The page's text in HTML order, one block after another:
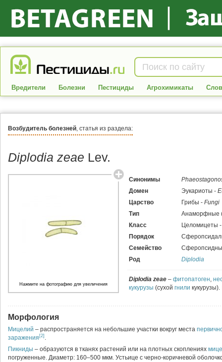
Вредители Болезни Пестициды Агрохимикаты
Возбудитель болезней, статья из раздела:
Diplodia zeae Lev.
Синонимы
Домен
Эукариоты -
Царство
Грибы - Fungi
Тип
Анаморфные
Класс
Целомицеты
Порядок
Семейство
Род
Diplodia
Diplodia zeae – фитопатоген,
кукурузы (сухой гнили
Нажмите на фотографию для увеличения
Морфология
Мицелий – распространяется на небольшие участки вокруг места
заражения [2] .
Пикниды – образуются в тканях растений или на плотных скоплениях
погруженные. Диаметр: 160–500 мкм. Устьице с черно-коричневой